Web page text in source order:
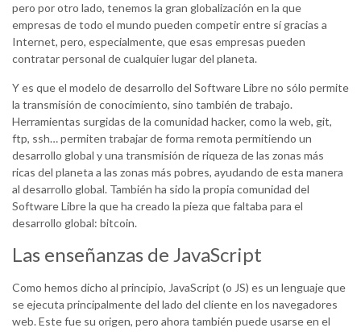
pero por otro lado, tenemos la gran globalización en la que
empresas de todo el mundo pueden competir entre sí gracias a
Internet, pero, especialmente, que esas empresas pueden
contratar personal de cualquier lugar del planeta.
Y es que el modelo de desarrollo del Software Libre no sólo permite
la transmisión de conocimiento, sino también de trabajo.
Herramientas surgidas de la comunidad hacker, como la web, git,
ftp, ssh… permiten trabajar de forma remota permitiendo un
desarrollo global y una transmisión de riqueza de las zonas más
ricas del planeta a las zonas más pobres, ayudando de esta manera
al desarrollo global. También ha sido la propia comunidad del
Software Libre la que ha creado la pieza que faltaba para el
desarrollo global: bitcoin.
Las enseñanzas de JavaScript
Como hemos dicho al principio, JavaScript (o JS) es un lenguaje que
se ejecuta principalmente del lado del cliente en los navegadores
web. Este fue su origen, pero ahora también puede usarse en el